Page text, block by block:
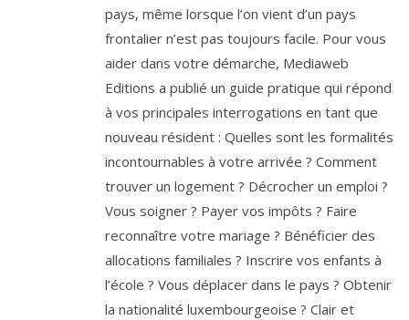
pays, même lorsque l’on vient d’un pays
frontalier n’est pas toujours facile. Pour vous
aider dans votre démarche, Mediaweb
Editions a publié un guide pratique qui répond
à vos principales interrogations en tant que
nouveau résident : Quelles sont les formalités
incontournables à votre arrivée ? Comment
trouver un logement ? Décrocher un emploi ?
Vous soigner ? Payer vos impôts ? Faire
reconnaître votre mariage ? Bénéficier des
allocations familiales ? Inscrire vos enfants à
l’école ? Vous déplacer dans le pays ? Obtenir
la nationalité luxembourgeoise ? Clair et